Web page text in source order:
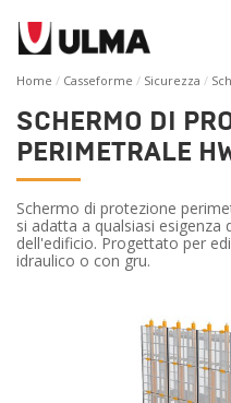
Home Casseforme Sicurezza
SCHERMO DI
PERIMETRALE
Schermo di protezione
si adatta a qualsiasi
dell'edificio. Progettato per
idraulico o con gru.